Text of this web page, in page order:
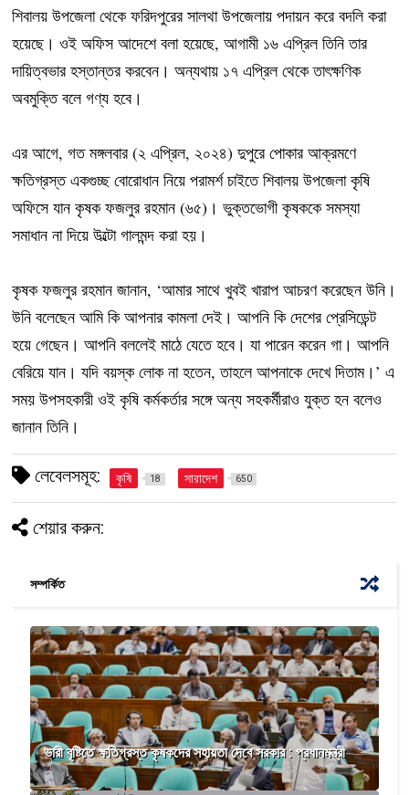
শিবালয় উপজেলা থেকে ফরিদপুরের সালথা উপজেলায় পদায়ন করে বদলি করা
হয়েছে। ওই অফিস আদেশে বলা হয়েছে, আগামী ১৬ এপ্রিল তিনি তার
দায়িত্বভার হস্তান্তর করবেন। অন্যথায় ১৭ এপ্রিল থেকে তাৎক্ষণিক
অবমুক্তি বলে গণ্য হবে।
এর আগে, গত মঙ্গলবার (২ এপ্রিল, ২০২৪) দুপুরে পোকার আক্রমণে
ক্ষতিগ্রস্ত একগুচ্ছ বোরোধান নিয়ে পরামর্শ চাইতে শিবালয় উপজেলা কৃষি
অফিসে যান কৃষক ফজলুর রহমান (৬৫)। ভুক্তভোগী কৃষককে সমস্যা
সমাধান না দিয়ে উল্টো গালমন্দ করা হয়।
কৃষক ফজলুর রহমান জানান, ‘আমার সাথে খুবই খারাপ আচরণ করেছেন উনি।
উনি বলেছেন আমি কি আপনার কামলা দেই। আপনি কি দেশের প্রেসিডেন্ট
হয়ে গেছেন। আপনি বললেই মাঠে যেতে হবে। যা পারেন করেন গা। আপনি
বেরিয়ে যান। যদি বয়স্ক লোক না হতেন, তাহলে আপনাকে দেখে দিতাম।’ এ
সময় উপসহকারী ওই কৃষি কর্মকর্তার সঙ্গে অন্য সহকর্মীরাও যুক্ত হন বলেও
জানান তিনি।
লেবেলসমূহ: কৃষি 18 সারাদেশ 650
শেয়ার করুন:
সম্পর্কিত
ভারী বৃষ্টিতে ক্ষতিগ্রস্ত কৃষকদের সহায়তা দেবে সরকার : প্রধানমন্ত্রী